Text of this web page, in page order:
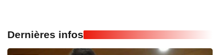
Dernières infos